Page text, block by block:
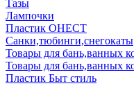
Тазы
Лампочки
Пластик ОНЕСТ
Санки,тюбинги,снегокаты
Товары для бань,ванных
Товары для бань,ванных
Пластик Быт стиль